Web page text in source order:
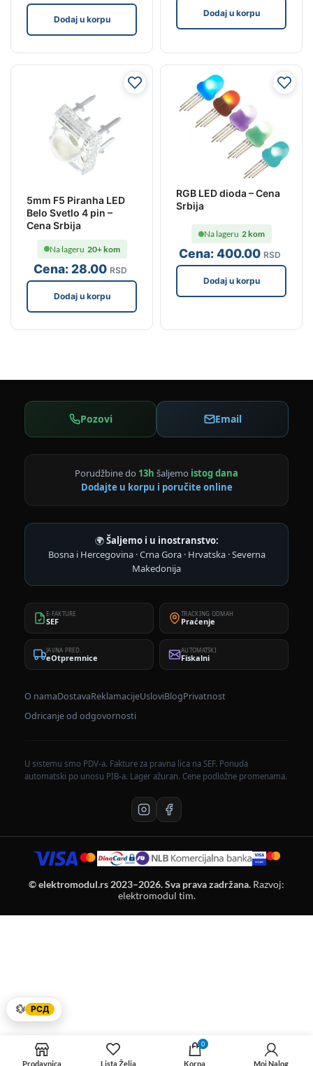
Dodaj u korpu
Dodaj u korpu
5mm F5 Piranha LED
Belo Svetlo 4 pin –
Cena Srbija
Cena: 28.00 RSD
Na lageru 20+ kom
Dodaj u korpu
RGB LED dioda – Cena
Srbija
Cena:400.00 RSD
Na lageru 2 kom
Dodaj u korpu
Pozovi Email
Porudžbine do 13h šaljemo istog dana
Dodajte u korpu i poručite online
🌍Šaljemo i u inostranstvo:
Bosna i Hercegovina · Crna Gora · Hrvatska · Severna
Makedonija
E-FAKTURE
SEF
TRACKING ODMAH
Praćenje
JAVNA PRED.
eOtpremnice
AUTOMATSKI
Fiskalni
O namaDostavaReklamacijeUsloviBlogPrivatnost
Odricanje od odgovornosti
U sistemu smo PDV-a. Fakture za pravna lica na SEF. Ponuda
automatski po unosu PIB-a. Lager ažuran. Cene podložne promenama.
© elektromodul.rs 2023–2026. Sva prava zadržana. Razvoj:
elektromodul tim.
Prodavnica Lista Želja
0
Korpa Moj Nalog
💱 РСД